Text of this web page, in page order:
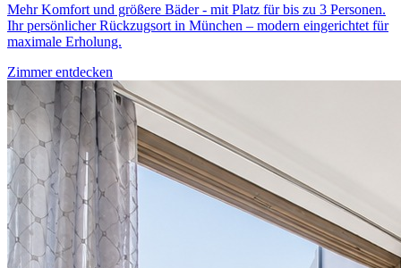
Mehr Komfort und größere Bäder - mit Platz für bis zu 3 Personen.
Ihr persönlicher Rückzugsort in München – modern eingerichtet für
maximale Erholung.
Zimmer entdecken